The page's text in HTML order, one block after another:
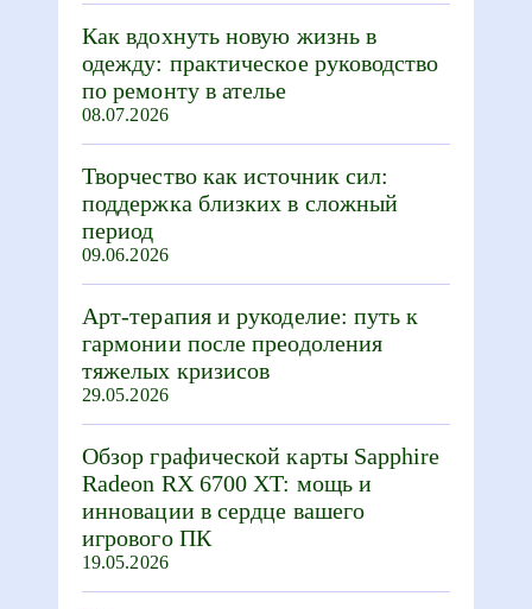
Как вдохнуть новую жизнь в
одежду: практическое руководство
по ремонту в ателье
08.07.2026
Творчество как источник сил:
поддержка близких в сложный
период
09.06.2026
Арт-терапия и рукоделие: путь к
гармонии после преодоления
тяжелых кризисов
29.05.2026
Обзор графической карты Sapphire
Radeon RX 6700 XT: мощь и
инновации в сердце вашего
игрового ПК
19.05.2026